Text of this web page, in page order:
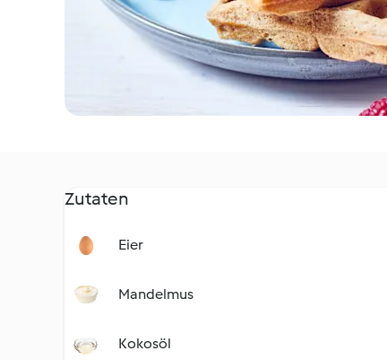
Zutaten
Eier
Mandelmus
Kokosöl